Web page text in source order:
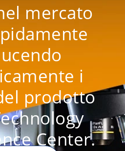
mercato
i
prodotto
Center.